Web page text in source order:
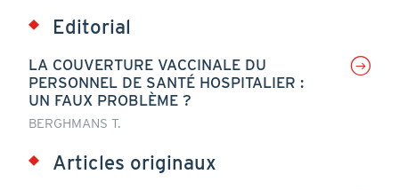
Editorial
LA COUVERTURE VACCINALE DU
PERSONNEL DE SANTÉ HOSPITALIER :
UN FAUX PROBLÈME ?
BERGHMANS T.
Articles originaux